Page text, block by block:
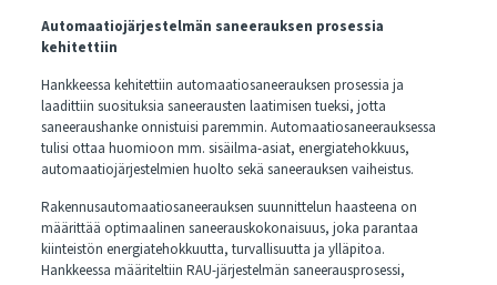
Automaatiojärjestelmän saneerauksen prosessia
kehitettiin
Hankkeessa kehitettiin automaatiosaneerauksen prosessia ja
laadittiin suosituksia saneerausten laatimisen tueksi, jotta
saneeraushanke onnistuisi paremmin. Automaatiosaneerauksessa
tulisi ottaa huomioon mm. sisäilma-asiat, energiatehokkuus,
automaatiojärjestelmien huolto sekä saneerauksen vaiheistus.
Rakennusautomaatiosaneerauksen suunnittelun haasteena on
määrittää optimaalinen saneerauskokonaisuus, joka parantaa
kiinteistön energiatehokkuutta, turvallisuutta ja ylläpitoa.
Hankkeessa määriteltiin RAU-järjestelmän saneerausprosessi,